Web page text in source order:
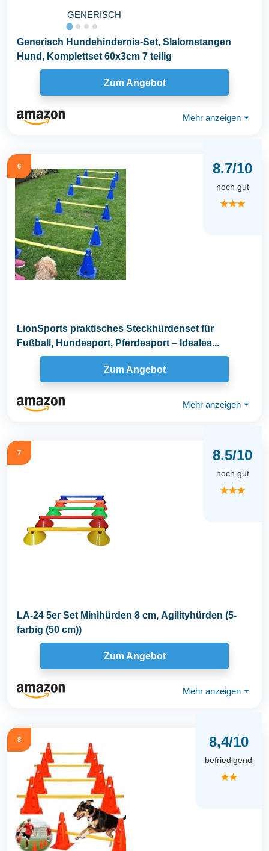
GENERISCH
Generisch Hundehindernis-Set, Slalomstangen
Hund, Komplettset 60x3cm 7 teilig
Zum Angebot
Mehr anzeigen ⏷
6 8.7/10
noch gut
★★★
LionSports praktisches Steckhürdenset für
Fußball, Hundesport, Pferdesport – Ideales...
Zum Angebot
Mehr anzeigen ⏷
7 8.5/10
noch gut
★★★
LA-24 5er Set Minihürden 8 cm, Agilityhürden (5-
farbig (50 cm))
Zum Angebot
Mehr anzeigen ⏷
8 8,4/10
befriedigend
★★